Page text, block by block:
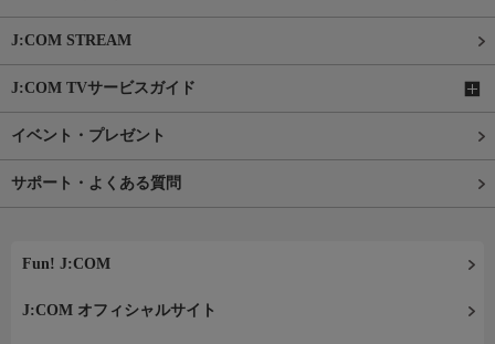
J:COM STREAM
J:COM TVサービスガイド
イベント・プレゼント
サポート・よくある質問
Fun! J:COM
J:COM オフィシャルサイト